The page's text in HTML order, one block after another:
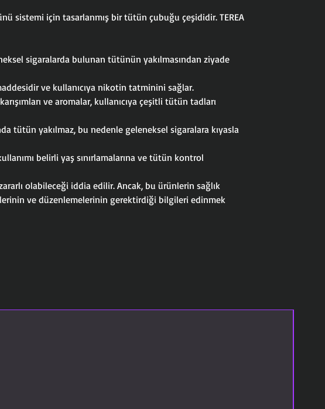
sistemi için tasarlanmış bir tütün çubuğu çeşididir. TEREA
sigaralarda bulunan tütünün yakılmasından ziyade
ve kullanıcıya nikotin tatminini sağlar.
ve aromalar, kullanıcıya çeşitli tütün tadları
tütün yakılmaz, bu nedenle geleneksel sigaralara kıyasla
belirli yaş sınırlamalarına ve tütün kontrol
olabileceği iddia edilir. Ancak, bu ürünlerin sağlık
ve düzenlemelerinin gerektirdiği bilgileri edinmek